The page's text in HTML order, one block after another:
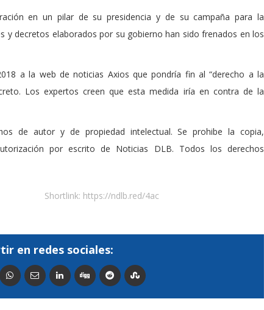
en un pilar de su presidencia y de su campaña para la
y decretos elaborados por su gobierno han sido frenados en los
a la web de noticias Axios que pondría fin al “derecho a la
Los expertos creen que esta medida iría en contra de la
de autor y de propiedad intelectual. Se prohibe la copia,
por escrito de Noticias DLB. Todos los derechos
Shortlink: https://ndlb.red/4ac
en redes sociales: